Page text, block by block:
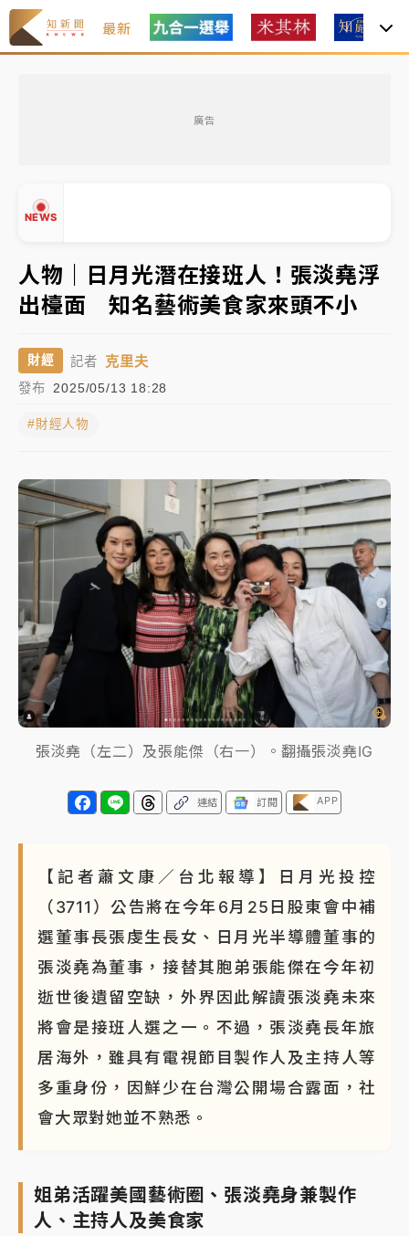
最新
廣告
NEWS
中信慈善基金會想增加董事人數！辜仲諒向法院聲請遭
駁 理由曝光
故宮《龍藏經》特展第2檔！今線上預約開賣一度塞車
周六起展出延長至晚上7時
台東農業處長涉圖利渡假村！東檢抗告成功 今重開羈
父親節泡湯了！中颱白海豚雨彈轟3天 「紅到發紫」降
雨熱區曝
暑假過三周才推「E宿新北打卡趣」！抽獎程序複雜 觀
旅局回應了
中信慈善基金會想增加董事人數！辜仲諒向法院聲請遭
駁 理由曝光
故宮《龍藏經》特展第2檔！今線上預約開賣一度塞車
周六起展出延長至晚上7時
台東農業處長涉圖利渡假村！東檢抗告成功 今重開羈
押庭
父親節泡湯了！中颱白海豚雨彈轟3天 「紅到發紫」降
雨熱區曝
人物｜日月光潛在接班人！張淡堯浮
出檯面 知名藝術美食家來頭不小
財經 記者 克里夫
發布 2025/05/13 18:28
#財經人物
張淡堯（左二）及張能傑（右一）。翻攝張淡堯IG
連結 訂閱 APP
【記者蕭文康／台北報導】日月光投控
（3711）公告將在今年6月25日股東會中補
選董事長張虔生長女、日月光半導體董事的
張淡堯為董事，接替其胞弟張能傑在今年初
逝世後遺留空缺，外界因此解讀張淡堯未來
將會是接班人選之一。不過，張淡堯長年旅
居海外，雖具有電視節目製作人及主持人等
多重身份，因鮮少在台灣公開場合露面，社
會大眾對她並不熟悉。
姐弟活躍美國藝術圈、張淡堯身兼製作
人、主持人及美食家